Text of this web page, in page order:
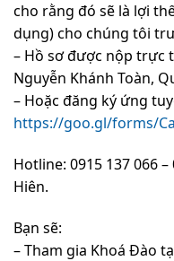
cho rằng đó sẽ là lợi
dụng) cho chúng tôi
– Hồ sơ được nộp trực
Nguyễn Khánh Toàn,
– Hoặc đăng ký ứng
https://goo.gl/forms/
Hotline: 0915 137 066
Hiên.
Bạn sẽ:
– Tham gia Khoá Đào